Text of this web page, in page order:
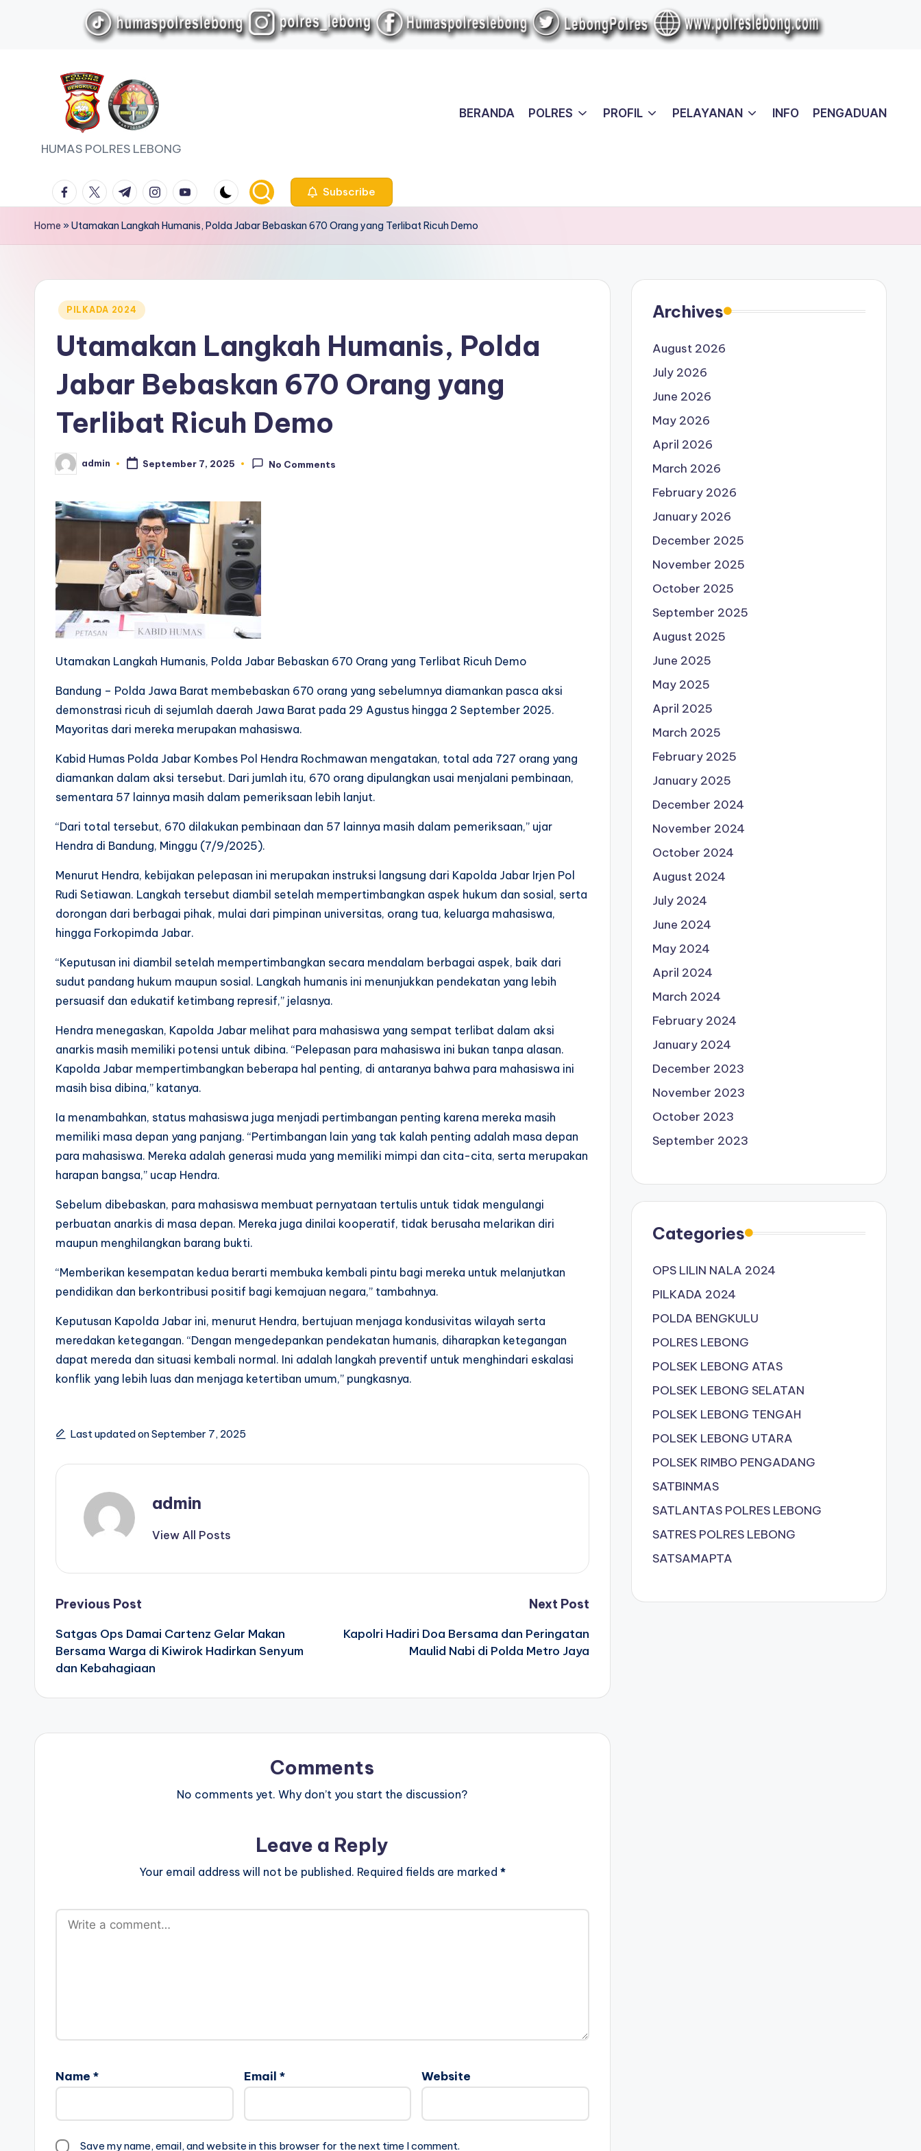
HUMAS POLRES LEBONG
BERANDA POLRES PROFIL PELAYANAN INFO PENGADUAN
facebook.com
twitter.com
t.me instagram.com
youtube.com Subscribe
Home »Utamakan Langkah Humanis, Polda Jabar Bebaskan 670 Orang yang Terlibat Ricuh Demo
Posted
PILKADA 2024
Utamakan Langkah Humanis, Polda
Jabar Bebaskan 670 Orang yang
Terlibat Ricuh Demo
Posted
by
admin September 7, 2025 No Comments
Utamakan Langkah Humanis, Polda Jabar Bebaskan 670 Orang yang Terlibat Ricuh Demo
Bandung – Polda Jawa Barat membebaskan 670 orang yang sebelumnya diamankan pasca aksi
demonstrasi ricuh di sejumlah daerah Jawa Barat pada 29 Agustus hingga 2 September 2025.
Mayoritas dari mereka merupakan mahasiswa.
Kabid Humas Polda Jabar Kombes Pol Hendra Rochmawan mengatakan, total ada 727 orang yang
diamankan dalam aksi tersebut. Dari jumlah itu, 670 orang dipulangkan usai menjalani pembinaan,
sementara 57 lainnya masih dalam pemeriksaan lebih lanjut.
“Dari total tersebut, 670 dilakukan pembinaan dan 57 lainnya masih dalam pemeriksaan,” ujar
Hendra di Bandung, Minggu (7/9/2025).
Menurut Hendra, kebijakan pelepasan ini merupakan instruksi langsung dari Kapolda Jabar Irjen Pol
Rudi Setiawan. Langkah tersebut diambil setelah mempertimbangkan aspek hukum dan sosial, serta
dorongan dari berbagai pihak, mulai dari pimpinan universitas, orang tua, keluarga mahasiswa,
hingga Forkopimda Jabar.
“Keputusan ini diambil setelah mempertimbangkan secara mendalam berbagai aspek, baik dari
sudut pandang hukum maupun sosial. Langkah humanis ini menunjukkan pendekatan yang lebih
persuasif dan edukatif ketimbang represif,” jelasnya.
Hendra menegaskan, Kapolda Jabar melihat para mahasiswa yang sempat terlibat dalam aksi
anarkis masih memiliki potensi untuk dibina. “Pelepasan para mahasiswa ini bukan tanpa alasan.
Kapolda Jabar mempertimbangkan beberapa hal penting, di antaranya bahwa para mahasiswa ini
masih bisa dibina,” katanya.
Ia menambahkan, status mahasiswa juga menjadi pertimbangan penting karena mereka masih
memiliki masa depan yang panjang. “Pertimbangan lain yang tak kalah penting adalah masa depan
para mahasiswa. Mereka adalah generasi muda yang memiliki mimpi dan cita-cita, serta merupakan
harapan bangsa,” ucap Hendra.
Sebelum dibebaskan, para mahasiswa membuat pernyataan tertulis untuk tidak mengulangi
perbuatan anarkis di masa depan. Mereka juga dinilai kooperatif, tidak berusaha melarikan diri
maupun menghilangkan barang bukti.
“Memberikan kesempatan kedua berarti membuka kembali pintu bagi mereka untuk melanjutkan
pendidikan dan berkontribusi positif bagi kemajuan negara,” tambahnya.
Keputusan Kapolda Jabar ini, menurut Hendra, bertujuan menjaga kondusivitas wilayah serta
meredakan ketegangan. “Dengan mengedepankan pendekatan humanis, diharapkan ketegangan
dapat mereda dan situasi kembali normal. Ini adalah langkah preventif untuk menghindari eskalasi
konflik yang lebih luas dan menjaga ketertiban umum,” pungkasnya.
Last updated on September 7, 2025
admin
View All Posts
Post
navigation
Previous Post
Satgas Ops Damai Cartenz Gelar Makan
Bersama Warga di Kiwirok Hadirkan Senyum
dan Kebahagiaan
Next Post
Kapolri Hadiri Doa Bersama dan Peringatan
Maulid Nabi di Polda Metro Jaya
Comments
No comments yet. Why don’t you start the discussion?
Leave a Reply
Your email address will not be published. Required fields are marked *
Name * Email * Website
Save my name, email, and website in this browser for the next time I comment.
Archives
August 2026
July 2026
June 2026
May 2026
April 2026
March 2026
February 2026
January 2026
December 2025
November 2025
October 2025
September 2025
August 2025
June 2025
May 2025
April 2025
March 2025
February 2025
January 2025
December 2024
November 2024
October 2024
August 2024
July 2024
June 2024
May 2024
April 2024
March 2024
February 2024
January 2024
December 2023
November 2023
October 2023
September 2023
Categories
OPS LILIN NALA 2024
PILKADA 2024
POLDA BENGKULU
POLRES LEBONG
POLSEK LEBONG ATAS
POLSEK LEBONG SELATAN
POLSEK LEBONG TENGAH
POLSEK LEBONG UTARA
POLSEK RIMBO PENGADANG
SATBINMAS
SATLANTAS POLRES LEBONG
SATRES POLRES LEBONG
SATSAMAPTA